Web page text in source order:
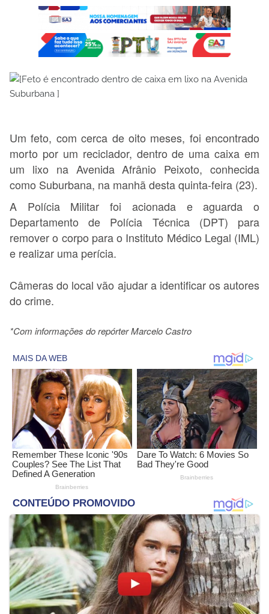
Um feto, com cerca de oito meses, foi encontrado
morto por um reciclador, dentro de uma caixa em
um lixo na Avenida Afrânio Peixoto, conhecida
como Suburbana, na manhã desta quinta-feira (23).
A Polícia Militar foi acionada e aguarda o
Departamento de Polícia Técnica (DPT) para
remover o corpo para o Instituto Médico Legal (IML)
e realizar uma perícia.
Câmeras do local vão ajudar a identificar os autores
do crime.
*Com informações do repórter Marcelo Castro